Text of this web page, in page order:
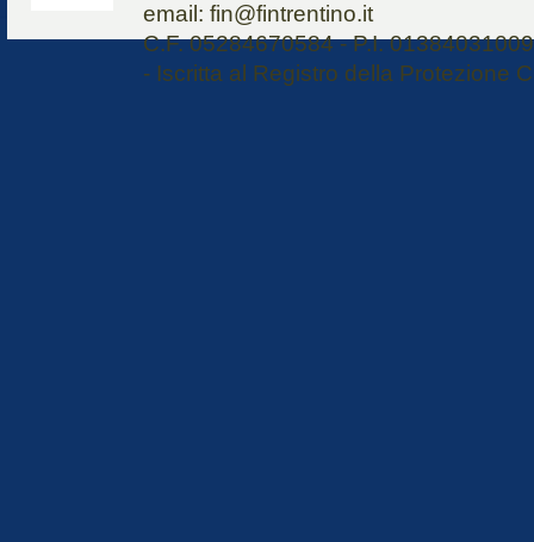
email: fin@fintrentino.it
C.F. 05284670584 - P.I.
- Iscritta al Registro della Protezione